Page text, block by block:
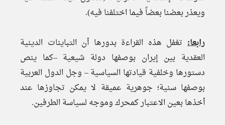
ويعذر بعضنا بعضاً فيما اختلفنا فيه).
رابعا: تغفل هذه القراءة بدورها أن التباينات الدينية
العقدية بين إيران بوصفها دولة شيعية –كما ينص
دستورها وخلفية قيادتها السياسية – وجل الدول العربية
بوصفها سنية؛ جوهرية عميقة لا يمكن تجاوزها عند
أخذها بعين الاعتبار كمحرك وموجه لسياسة الطرفين.